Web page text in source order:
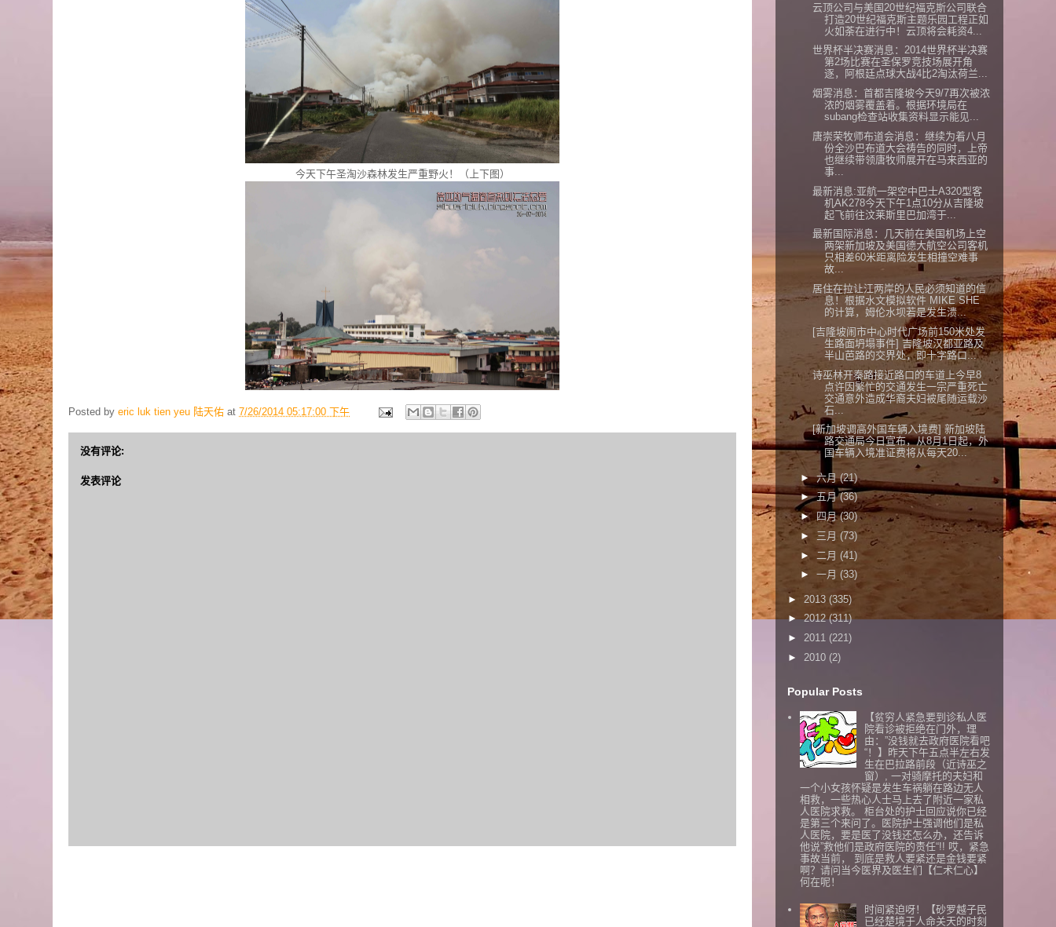
今天下午圣淘沙森林发生严重野火！（上下图）
Posted by eric luk tien yeu 陆天佑 at 7/26/2014 05:17:00 下午
没有评论:
发表评论
云顶公司与美国20世纪福克斯公司联合
打造20世纪福克斯主题乐园工程正如
火如荼在进行中！云顶将会耗资4...
世界杯半决赛消息：2014世界杯半决赛
第2场比赛在圣保罗竞技场展开角
逐，阿根廷点球大战4比2淘汰荷兰...
烟雾消息：首都吉隆坡今天9/7再次被浓
浓的烟雾覆盖着。根据环境局在
subang检查站收集资料显示能见...
唐崇荣牧师布道会消息：继续为着八月
份全沙巴布道大会祷告的同时，上帝
也继续带领唐牧师展开在马来西亚的
事...
最新消息:亚航一架空中巴士A320型客
机AK278今天下午1点10分从吉隆坡
起飞前往汶莱斯里巴加湾于...
最新国际消息：几天前在美国机场上空
两架新加坡及美国德大航空公司客机
只相差60米距离险发生相撞空难事
故...
居住在拉让江两岸的人民必须知道的信
息！根据水文模拟软件 MIKE SHE
的计算，姆伦水坝若是发生溃...
[吉隆坡闹市中心时代广场前150米处发
生路面坍塌事件] 吉隆坡汉都亚路及
半山芭路的交界处，即十字路口...
诗巫林开秦路接近路口的车道上今早8
点许因繁忙的交通发生一宗严重死亡
交通意外造成华裔夫妇被尾随运载沙
石...
[新加坡调高外国车辆入境费] 新加坡陆
路交通局今日宣布，从8月1日起，外
国车辆入境准证费将从每天20...
►六月(21)
►五月(36)
► 四月(30)
► 三月 (73)
► 二月 (41)
► 一月 (33)
► 2013 (335)
►2012(311)
► 2011 (221)
► 2010 (2)
Popular Posts
【贫穷人紧急要到诊私人医
院看诊被拒绝在门外，理
由：”没钱就去政府医院看吧
“！】昨天下午五点半左右发
生在巴拉路前段（近诗巫之
窗）, 一对骑摩托的夫妇和
一个小女孩怀疑是发生车祸躺在路边无人
相救，一些热心人士马上去了附近一家私
人医院求救。 柜台处的护士回应说你已经
是第三个来问了。医院护士强调他们是私
人医院，要是医了没钱还怎么办，还告诉
他说”救他们是政府医院的责任“!! 哎，紧急
事故当前， 到底是救人要紧还是金钱要紧
啊？请问当今医界及医生们【仁术仁心】
何在呢！
时间紧迫呀！【砂罗越子民
已经楚境于人命关天的时刻